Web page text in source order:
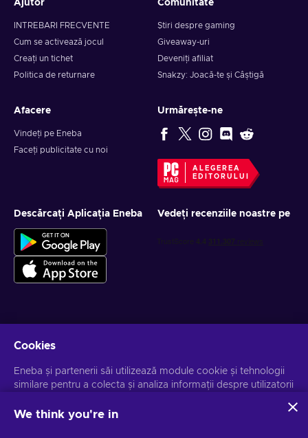
Ajutor
INTREBARI FRECVENTE
Cum se activează jocul
Creați un tichet
Politica de returnare
Comunitate
Știri despre gaming
Giveaway-uri
Deveniți afiliat
Snakzy: Joacă-te și Câștigă
Afacere
Vindeți pe Eneba
Faceți publicitate cu noi
Urmărește-ne
ALEGEREA
EDITORULUI
Descărcați Aplicația Eneba Vedeți recenziile noastre pe
Te poți dezabona la orice moment. ViziteazăNotificarea de
Cookies
Eneba și partenerii săi utilizează module cookie și tehnologii
similare pentru a colecta și analiza informații despre utilizatorii
conținutul, publicitatea și alte servicii de pe site. Datele dvs.
We think you're in